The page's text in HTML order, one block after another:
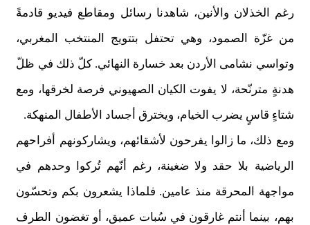
رغم الخذلان والأنين، شاهدنا رسائل ومقاطع فيديو قادمةً
من غزّة الصمود، وهي تحتفل بتتويج المنتخب المغربي،
وتواسي نشامى الأردن بعد خسارة النهائي. كلّ ذلك في ظلّ
هدنةٍ مترنّحة، لا يفوت الكيان الصهيوني فرصة لخرقها، ومع
شتاءٍ قاسٍ يضرب الخيام، ويخترق أجساد الأطفال المنهكة.
ومع ذلك، ما زالوا يفرحون لأشقائهم، ويشاركونهم أفراحهم
الرياضية بلا حقد ولا ضغينة، رغم أنّهم تُركوا وحدهم في
مواجهة المحرقة منذ عامين. فلماذا يشعرون بكم وتحسّون
بهم، بينما أنتم غارقون في سُبات عميق، أو تغضون الطرف